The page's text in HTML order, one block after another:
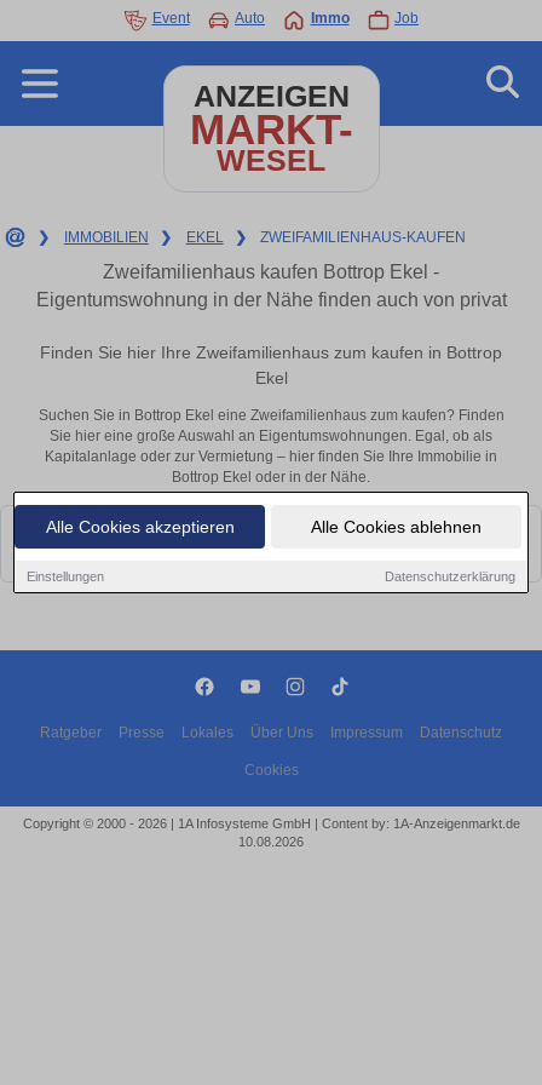
Alle Cookies akzeptieren Alle Cookies ablehnen
Einstellungen Datenschutzerklärung
Event Auto Immo Job
ANZEIGEN
MARKT-
WESEL
❯ IMMOBILIEN ❯ EKEL ❯ ZWEIFAMILIENHAUS-KAUFEN
Zweifamilienhaus kaufen Bottrop Ekel -
Eigentumswohnung in der Nähe finden auch von privat
Finden Sie hier Ihre Zweifamilienhaus zum kaufen in Bottrop
Ekel
Suchen Sie in Bottrop Ekel eine Zweifamilienhaus zum kaufen? Finden
Sie hier eine große Auswahl an Eigentumswohnungen. Egal, ob als
Kapitalanlage oder zur Vermietung – hier finden Sie Ihre Immobilie in
Bottrop Ekel oder in der Nähe.
Leider konnten wir derzeit keine passenden Objekte finden. Schauen Sie
bald wieder vorbei!
Ratgeber Presse Lokales Über Uns Impressum Datenschutz
Cookies
Copyright © 2000 - 2026 | 1A Infosysteme GmbH | Content by: 1A-Anzeigenmarkt.de
10.08.2026